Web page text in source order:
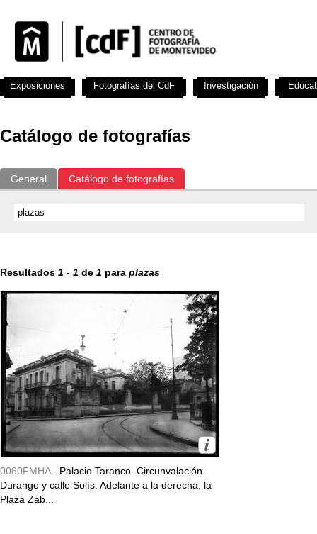
Catálogo de fotografías
General Catálogo de fotografías
Resultados 1 - 1 de 1 para plazas
0060FMHA - Palacio Taranco. Circunvalación
Durango y calle Solís. Adelante a la derecha, la
Plaza Zab...
Exposiciones Fotografías del CdF Investigación